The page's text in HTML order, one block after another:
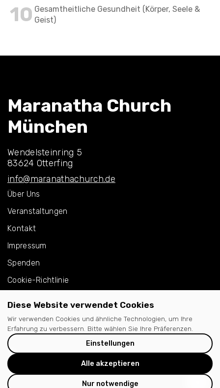
Diese Website verwendet Cookies
Wir verwenden Cookies und ähnliche Technologien, um Ihre
Erfahrung zu verbessern. Bitte wählen Sie Ihre Präferenzen.
Einstellungen
Alle akzeptieren
Nur notwendige
10 Gesamtheitliche Gesundheit (Körper, Seele &
Geist)
Maranatha Church
München
Wendelsteinring 5
83624 Otterfing
info@maranathachurch.de
Über Uns
Veranstaltungen
Kontakt
Impressum
Spenden
Cookie-Richtlinie
Instagram
YouTube
Spotify Podcast